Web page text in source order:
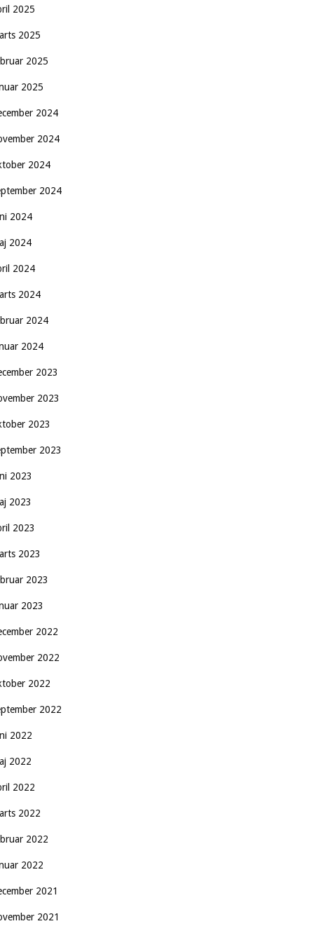
2025
2025
2025
2025
2024
2024
2024
2024
2024
2024
2024
2024
2024
2024
2023
2023
2023
2023
2023
2023
2023
2023
2023
2023
2022
2022
2022
2022
2022
2022
2022
2022
2022
2022
2021
2021